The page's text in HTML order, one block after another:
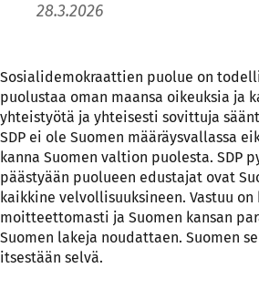
28.3.2026
Sosialidemokraattien puolue on
puolustaa oman maansa oikeuksia ja
yhteistyötä ja yhteisesti sovittuja
SDP ei ole Suomen määräysvallassa
kanna Suomen valtion puolesta. SDP
päästyään puolueen edustajat ovat
kaikkine velvollisuuksineen. Vastuu on
moitteettomasti ja Suomen kansan
Suomen lakeja noudattaen. Suomen
itsestään selvä.